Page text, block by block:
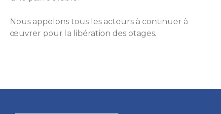
Nous appelons tous les acteurs à continuer à
œuvrer pour la libération des otages.